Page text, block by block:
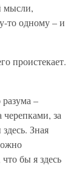
мысли,
то одному – и
проистекает.
–
за
Зная
бы я здесь